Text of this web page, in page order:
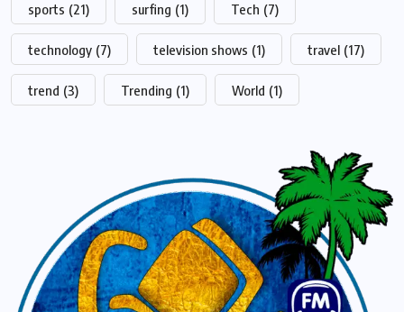
sports (21) surfing (1) Tech (7)
technology (7) television shows (1) travel (17)
trend (3) Trending (1) World (1)